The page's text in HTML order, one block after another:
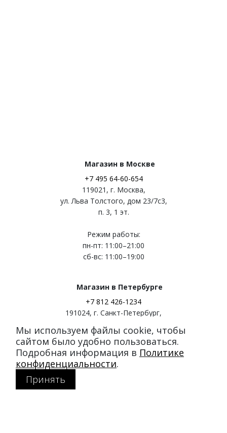
Магазин в Москве
+7 495 64-60-654
119021 , г. Москва,
ул. Льва Толстого, дом 23/7c3,
п. 3, 1 эт.
Режим работы:
пн-пт: 11:00–21:00
сб-вс: 11:00–19:00
Магазин в Петербурге
+7 812 426-1234
191024, г. Санкт-Петербург,
ул. Миргородская, д. 20
вход с ул. Кременчугская
Режим работы:
пн-пт: 11:00–21:00
Мы используем файлы cookie, чтобы
сайтом было удобно пользоваться.
Подробная информация в Политике
конфиденциальности.
Принять